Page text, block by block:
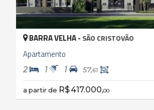
BARRA VELHA - SÃO CRISTOVÃO
Apartamento
2 1 1 57,61
a partir de R$ 417.000,00